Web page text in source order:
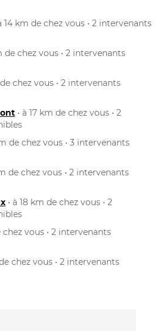
14 km de chez vous • 2 intervenants
de chez vous • 2 intervenants
de chez vous • 2 intervenants
• à 17 km de chez vous • 2
de chez vous • 3 intervenants
de chez vous • 2 intervenants
• à 18 km de chez vous • 2
chez vous • 2 intervenants
chez vous • 2 intervenants